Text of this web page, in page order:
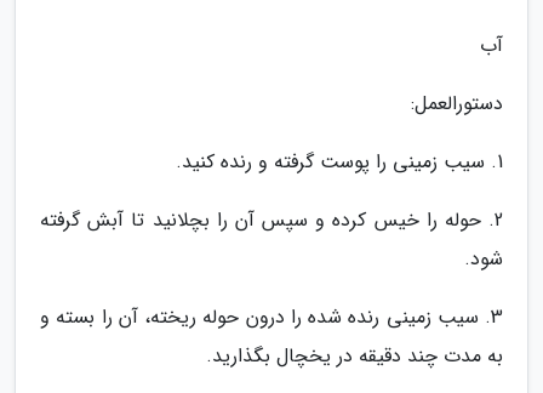
آب
دستورالعمل:
1. سیب زمینی را پوست گرفته و رنده کنید.
2. حوله را خیس کرده و سپس آن را بچلانید تا آبش گرفته
شود.
3. سیب زمینی رنده شده را درون حوله ریخته، آن را بسته و
به مدت چند دقیقه در یخچال بگذارید.